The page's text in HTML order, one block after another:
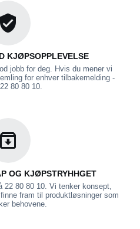
KJØPSOPPLEVELSE
jobb for deg. Hvis du mener vi
for enhver tilbakemelding -
80 80 10.
OG KJØPSTRYHHGET
22 80 80 10. Vi tenker konsept,
fram til produktløsninger som
behovene.